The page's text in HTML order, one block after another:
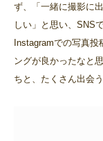
ず、「一緒に撮影に
しい」と思い、SNS
Instagramでの写真投
ングが良かったなと
ちと、たくさん出会